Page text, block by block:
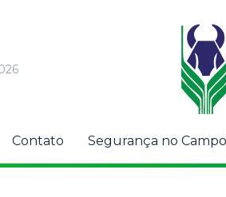
Contato Segurança no Campo